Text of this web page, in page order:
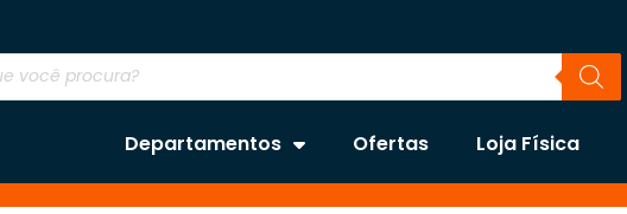
Departamentos Ofertas Loja Física